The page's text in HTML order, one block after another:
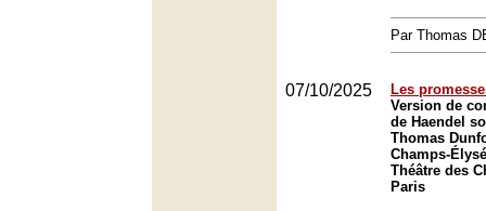
Par Thomas
07/10/2025
Les
Version de
de Haendel
Thomas
Champs-
Théâtre des
Paris